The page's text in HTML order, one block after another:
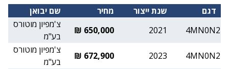
דגם שנת ייצור מחיר
שם יבואן
4MN0N2
2021
650,000 ₪
צ'מפיון מוטורס
בע"מ
4MN0N2
2023
672,900 ₪
צ'מפיון מוטורס
בע"מ